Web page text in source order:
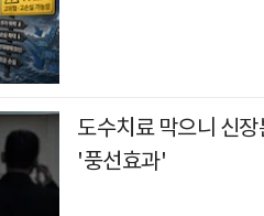
도수치료 막으니 신
'풍선효과'